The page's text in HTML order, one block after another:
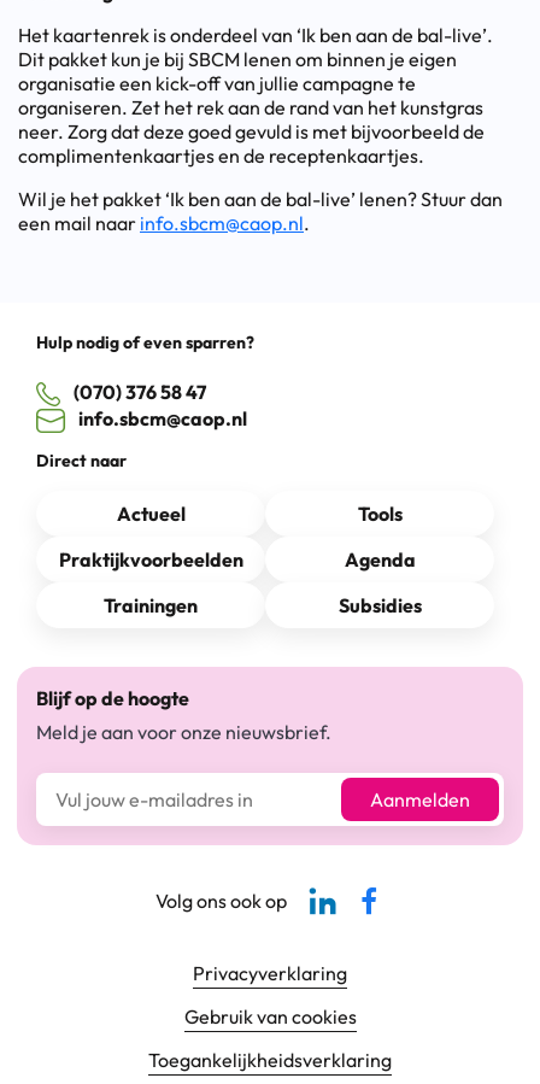
Het kaartenrek is onderdeel van ‘Ik ben aan de bal-live’.
Dit pakket kun je bij SBCM lenen om binnen je eigen
organisatie een kick-off van jullie campagne te
organiseren. Zet het rek aan de rand van het kunstgras
neer. Zorg dat deze goed gevuld is met bijvoorbeeld de
complimentenkaartjes en de receptenkaartjes.
Wil je het pakket ‘Ik ben aan de bal-live’ lenen? Stuur dan
een mail naar info.sbcm@caop.nl.
Hulp nodig of even sparren?
(070) 376 58 47
info.sbcm@caop.nl
Direct naar
Actueel
Tools
Praktijkvoorbeelden
Agenda
Trainingen
Subsidies
Blijf op de hoogte
Meld je aan voor onze nieuwsbrief.
E-mailadres* Aanmelden
Footer navigatie
Privacyverklaring
Gebruik van cookies
Toegankelijkheids­verklaring
Volg ons ook op
Linkedin-pagina SBCM
Facebook SBCM